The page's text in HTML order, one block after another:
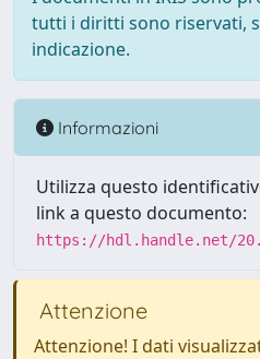
tutti i diritti sono riservati,
indicazione.
Informazioni
Utilizza questo
link a questo documento:
https://hdl.handle.net/
Attenzione
Attenzione! I dati